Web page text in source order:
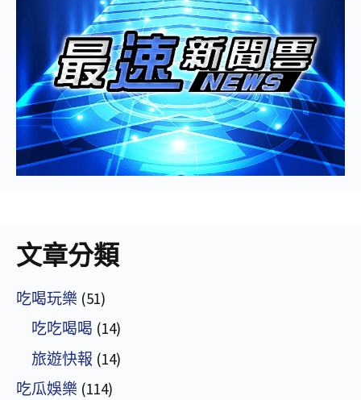
文章分類
吃喝玩樂 (51)
吃吃喝喝 (14)
旅遊快報 (14)
吃瓜娛樂 (114)